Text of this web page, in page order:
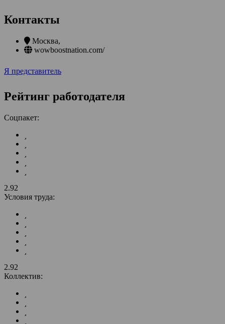
Контакты
Москва,
wowboostnation.com/
Я представитель
Рейтинг работодателя
Соцпакет:
2.92
Условия труда:
2.92
Коллектив: